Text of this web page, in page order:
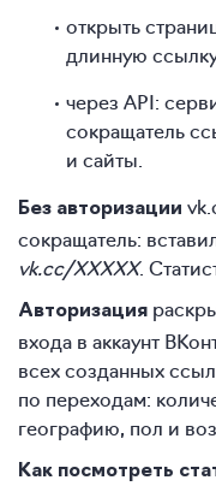
открыть
длинную
через API:
сокращатель
и сайты.
Без авторизации
сокращатель:
vk.cc/XXXXX.
Авторизация
входа в аккаунт
всех созданных
по переходам:
географию, пол и
Как посмотреть